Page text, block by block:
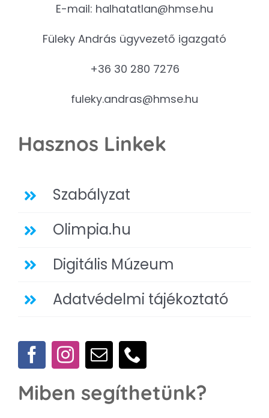
E-mail: halhatatlan@hmse.hu
Füleky András ügyvezető igazgató
+36 30 280 7276
fuleky.andras@hmse.hu
Hasznos Linkek
Szabályzat
Olimpia.hu
Digitális Múzeum
Adatvédelmi tájékoztató
Miben segíthetünk?